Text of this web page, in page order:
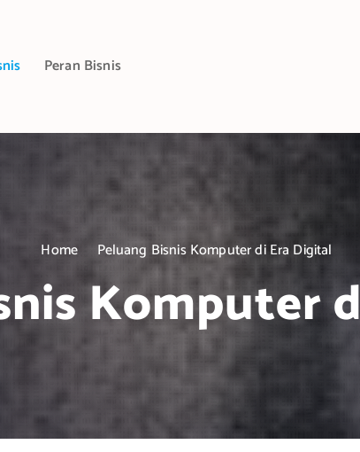
Peran Bisnis
Home Peluang Bisnis Komputer di Era Digital
Komputer